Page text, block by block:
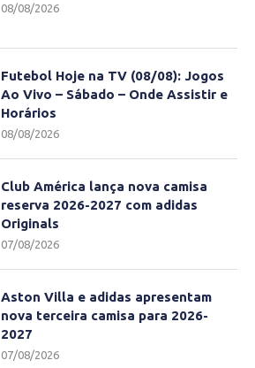
08/08/2026
Futebol Hoje na TV (08/08): Jogos
Ao Vivo – Sábado – Onde Assistir e
Horários
08/08/2026
Club América lança nova camisa
reserva 2026-2027 com adidas
Originals
07/08/2026
Aston Villa e adidas apresentam
nova terceira camisa para 2026-
2027
07/08/2026